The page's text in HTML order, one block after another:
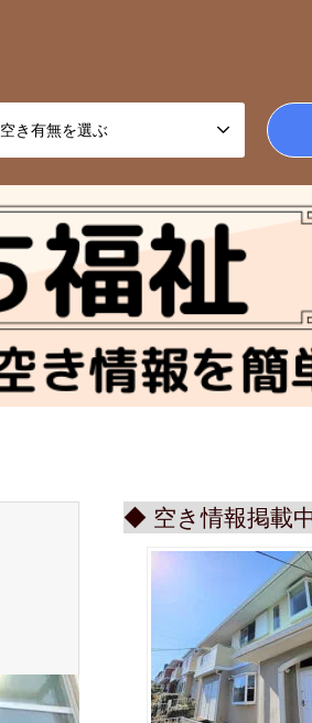
空き有無を選ぶ
◆ 空き情報掲載中